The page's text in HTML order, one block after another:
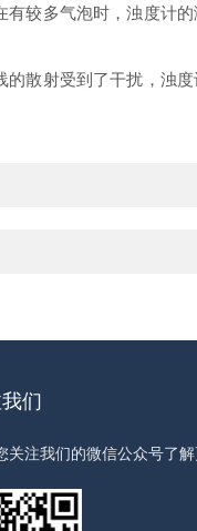
较多气泡时，浊度计
散射受到了干扰，浊
们
关注我们的微信公众号了